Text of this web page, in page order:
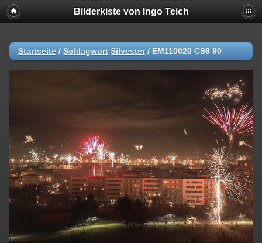
Bilderkiste von Ingo Teich
Startseite / Schlagwort Silvester/ EM110020 CS6 90